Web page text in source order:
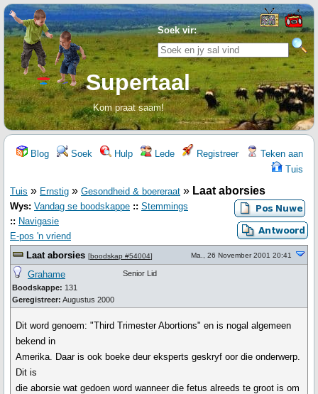
Soek vir:
Supertaal
Kom praat saam!
Blog Soek Hulp Lede Registreer
Teken aan
Tuis
Tuis » Ernstig » Gesondheid & boereraat » Laat aborsies
Wys: Vandag se boodskappe :: Stemmings
:: Navigasie
E-pos 'n vriend
Laat aborsies [boodskap #54004] Ma., 26 November 2001 20:41
Grahame
Boodskappe: 131
Geregistreer: Augustus 2000
Senior Lid
Dit word genoem: "Third Trimester Abortions" en is nogal algemeen
bekend in
Amerika. Daar is ook boeke deur eksperts geskryf oor die onderwerp.
Dit is
die aborsie wat gedoen word wanneer die fetus alreeds te groot is om